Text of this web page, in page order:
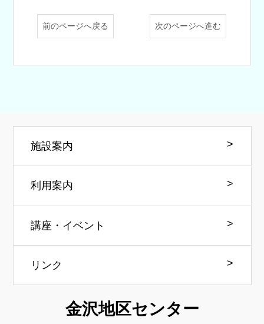
前のページへ戻る 次のページへ進む
施設案内
利用案内
講座・イベント
リンク
金沢地区センター